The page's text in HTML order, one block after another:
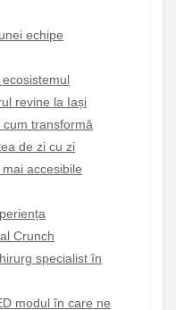
echipe
revine la Iași
cum transformă
de zi cu zi
accesibile
Crunch
specialist în
modul în care ne